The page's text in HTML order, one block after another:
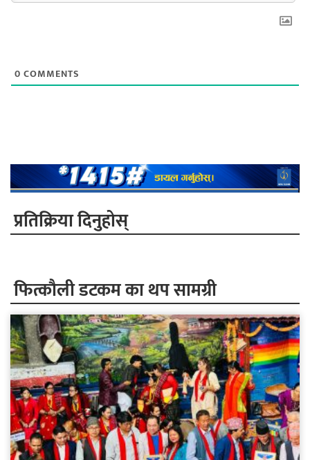
0 COMMENTS
प्रतिक्रिया दिनुहोस्
फित्काैली डटकम का थप सामग्री